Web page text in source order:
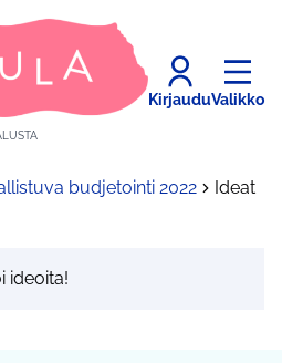
KirjauduValikko
budjetointi 2022 Ideat
ideoita!